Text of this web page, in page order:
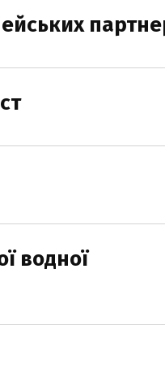
водної